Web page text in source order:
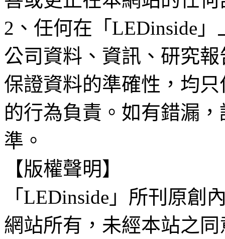
2、任何在「LEDinside
公司資料、資訊、研究
保證資料的準確性，均
的行為負責。如有錯漏
準。
【版權聲明】
「LEDinside」所刊原創
網站所有，未經本站之